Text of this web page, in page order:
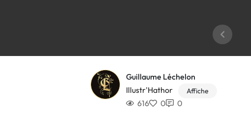
Guillaume Léchelon
Illustr'Hathor
Affiche
616 0 0